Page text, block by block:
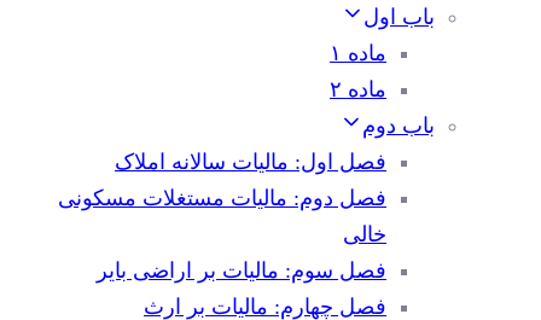
باب اول
ماده ۱
ماده ۲
باب دوم
فصل اول: مالیات سالانه املاک
فصل دوم: مالیات مستغلات مسکونی
خالی
فصل سوم: مالیات بر اراضی بایر
فصل چهارم: مالیات بر ارث